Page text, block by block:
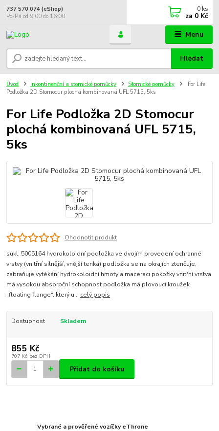
Menu
Hledat
737 570 074 (eShop)
Po-Pá od 9:00 do 16:00
0 ks
za 0 Kč
Úvod Inkontinenční a stomické pomůcky Stomické pomůcky
For Life
Podložka 2D Stomocur plochá kombinovaná UFL 5715, 5ks
For Life Podložka 2D Stomocur
plochá kombinovaná UFL 5715,
5ks
Ohodnotit produkt
súkl: 5005164 hydrokoloidní podložka ve dvojím provedení ochranné
vrstvy (vnitřní silnější, vnější tenká) podložka se na okrajích ztenčuje,
zabraňuje vytékání hydrokoloidní hmoty a maceraci pokožky vnitřní vrstva
má vysokou absorpční schopnost podložka má plovoucí kroužek
„floating flange“, který u... celý popis
Dostupnost Skladem
855 Kč
707 Kč bez DPH
Přidat do košíku
Vybrané a prověřené vozíčky eThrone